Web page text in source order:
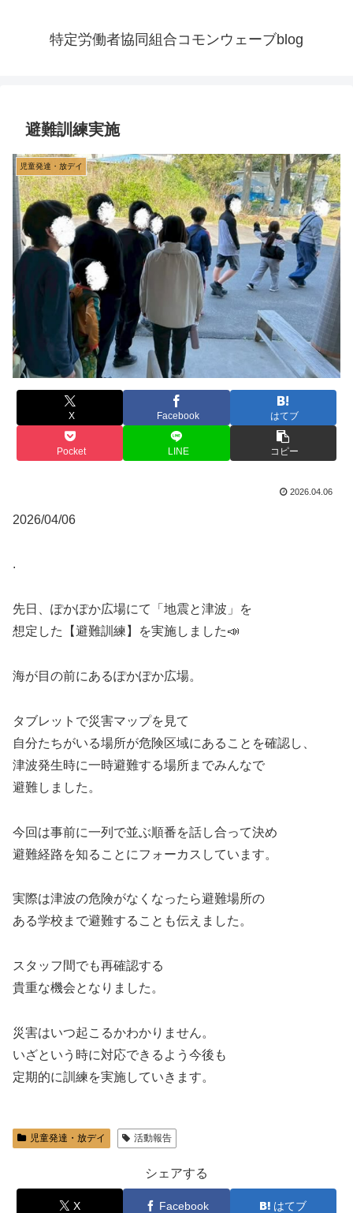
特定労働者協同組合コモンウェーブblog
避難訓練実施
児童発達・放デイ
X Facebook はてブ
Pocket LINE コピー
2026.04.06
2026/04/06
.
先日、ぽかぽか広場にて「地震と津波」を
想定した【避難訓練】を実施しました📣
海が目の前にあるぽかぽか広場。
タブレットで災害マップを見て
自分たちがいる場所が危険区域にあることを確認し、
津波発生時に一時避難する場所までみんなで
避難しました。
今回は事前に一列で並ぶ順番を話し合って決め
避難経路を知ることにフォーカスしています。
実際は津波の危険がなくなったら避難場所の
ある学校まで避難することも伝えました。
スタッフ間でも再確認する
貴重な機会となりました。
災害はいつ起こるかわかりません。
いざという時に対応できるよう今後も
定期的に訓練を実施していきます。
児童発達・放デイ 活動報告
シェアする
X Facebook はてブ